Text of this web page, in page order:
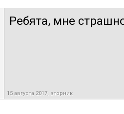
Ребята, мне
15 августа 2017, вторник